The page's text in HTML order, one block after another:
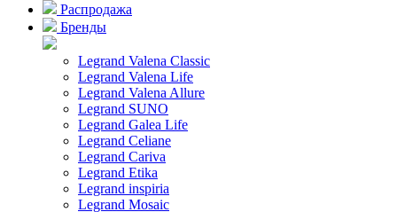
Распродажа
Бренды
Legrand Valena Classic
Legrand Valena Life
Legrand Valena Allure
Legrand SUNO
Legrand Galea Life
Legrand Celiane
Legrand Cariva
Legrand Etika
Legrand inspiria
Legrand Mosaic